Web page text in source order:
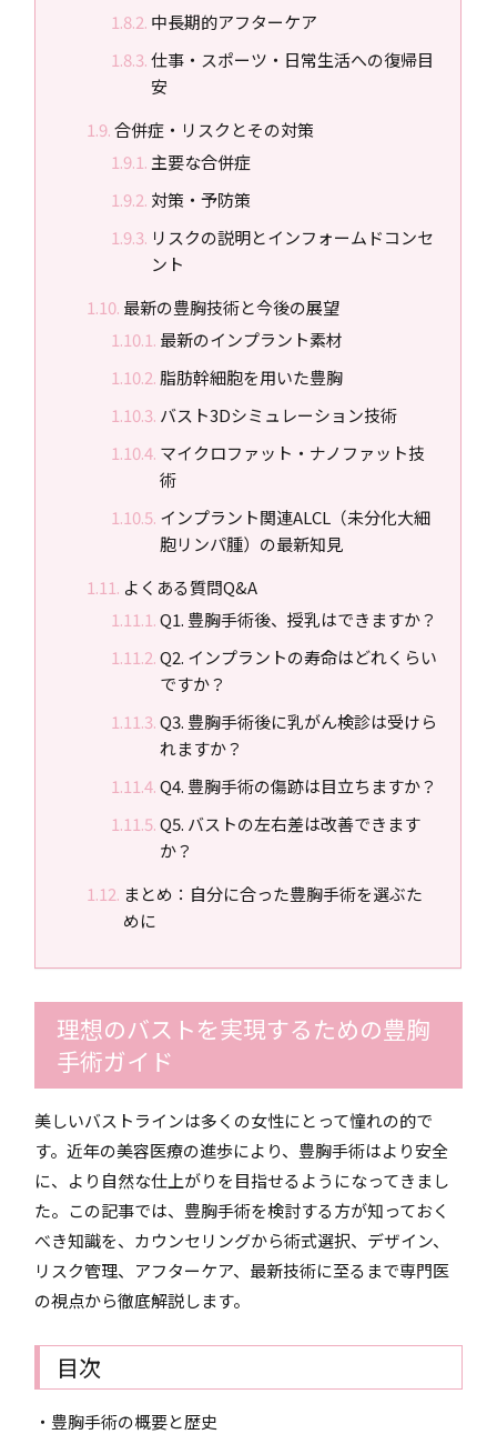
中長期的アフターケア
仕事・スポーツ・日常生活への復帰目
安
合併症・リスクとその対策
主要な合併症
対策・予防策
リスクの説明とインフォームドコンセ
ント
最新の豊胸技術と今後の展望
最新のインプラント素材
脂肪幹細胞を用いた豊胸
バスト3Dシミュレーション技術
マイクロファット・ナノファット技
術
インプラント関連ALCL（未分化大細
胞リンパ腫）の最新知見
よくある質問Q&A
Q1. 豊胸手術後、授乳はできますか？
Q2. インプラントの寿命はどれくらい
ですか？
Q3. 豊胸手術後に乳がん検診は受けら
れますか？
Q4. 豊胸手術の傷跡は目立ちますか？
Q5. バストの左右差は改善できます
か？
まとめ：自分に合った豊胸手術を選ぶた
めに
理想のバストを実現するための豊胸
手術ガイド
美しいバストラインは多くの女性にとって憧れの的で
す。近年の美容医療の進歩により、豊胸手術はより安全
に、より自然な仕上がりを目指せるようになってきまし
た。この記事では、豊胸手術を検討する方が知っておく
べき知識を、カウンセリングから術式選択、デザイン、
リスク管理、アフターケア、最新技術に至るまで専門医
の視点から徹底解説します。
目次
・豊胸手術の概要と歴史